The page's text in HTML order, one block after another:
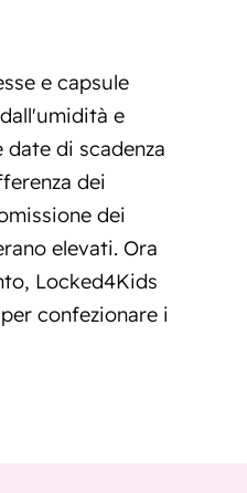
e capsule
e
di scadenza
dei
dei
elevati. Ora
Locked4Kids
confezionare i